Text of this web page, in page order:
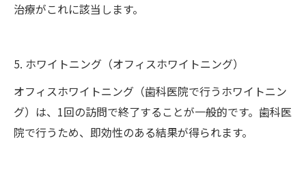
治療がこれに該当します。
5. ホワイトニング（オフィスホワイトニング）
オフィスホワイトニング（歯科医院で行うホワイトニン
グ）は、1回の訪問で終了することが一般的です。歯科医
院で行うため、即効性のある結果が得られます。